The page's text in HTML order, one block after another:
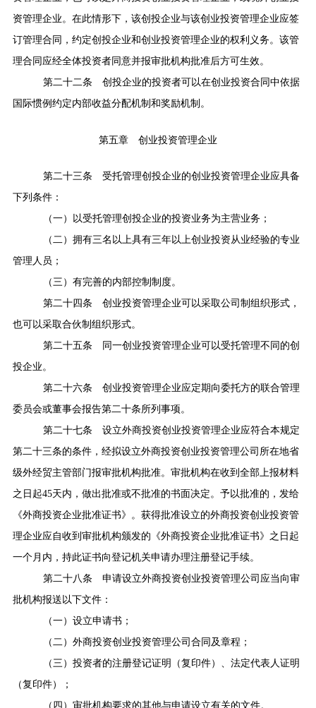
资管理企业。在此情形下，该创投企业与该创业投资管理企业应签
订管理合同，约定创投企业和创业投资管理企业的权利义务。该管
理合同应经全体投资者同意并报审批机构批准后方可生效。
第二十二条 创投企业的投资者可以在创业投资合同中依据
国际惯例约定内部收益分配机制和奖励机制。
第五章 创业投资管理企业
第二十三条 受托管理创投企业的创业投资管理企业应具备
下列条件：
（一）以受托管理创投企业的投资业务为主营业务；
（二）拥有三名以上具有三年以上创业投资从业经验的专业
管理人员；
（三）有完善的内部控制制度。
第二十四条 创业投资管理企业可以采取公司制组织形式，
也可以采取合伙制组织形式。
第二十五条 同一创业投资管理企业可以受托管理不同的创
投企业。
第二十六条 创业投资管理企业应定期向委托方的联合管理
委员会或董事会报告第二十条所列事项。
第二十七条 设立外商投资创业投资管理企业应符合本规定
第二十三条的条件，经拟设立外商投资创业投资管理公司所在地省
级外经贸主管部门报审批机构批准。审批机构在收到全部上报材料
之日起45天内，做出批准或不批准的书面决定。予以批准的，发给
《外商投资企业批准证书》。获得批准设立的外商投资创业投资管
理企业应自收到审批机构颁发的《外商投资企业批准证书》之日起
一个月内，持此证书向登记机关申请办理注册登记手续。
第二十八条 申请设立外商投资创业投资管理公司应当向审
批机构报送以下文件：
（一）设立申请书；
（二）外商投资创业投资管理公司合同及章程；
（三）投资者的注册登记证明（复印件）、法定代表人证明
（复印件）；
（四）审批机构要求的其他与申请设立有关的文件。